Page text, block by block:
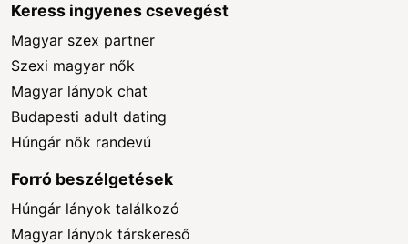
Keress ingyenes csevegést
Magyar szex partner
Szexi magyar nők
Magyar lányok chat
Budapesti adult dating
Húngár nők randevú
Forró beszélgetések
Húngár lányok találkozó
Magyar lányok társkereső